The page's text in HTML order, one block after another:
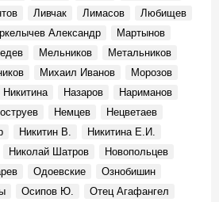
в 1964 - 1971 гг. зав.
1969
Министров РСФСР.
Ленин
Ливчак Лимасов
Любищев
Александр
Мартынов
Мельников
Метальников
Михаил Иванов
Морозов
Назаров
Нариманов
Немцев
Нецветаев
Никитин В.
Никитина Е.И.
Николай Шатров
Новопольцев
Одоевские
Ознобишин
Осипов Ю.
Отец Агафангел